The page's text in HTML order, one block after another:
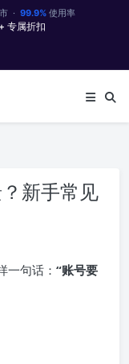
· 99.9%使用率
+ 专属折扣
新手常见
一句话： “账号要